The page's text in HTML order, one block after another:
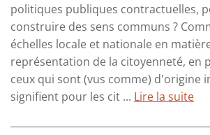
politiques publiques contractuelles,
construire des sens communs ?
échelles locale et nationale en
représentation de la citoyenneté, en
ceux qui sont (vus comme) d'origine
signifient pour les cit ... Lire la suite